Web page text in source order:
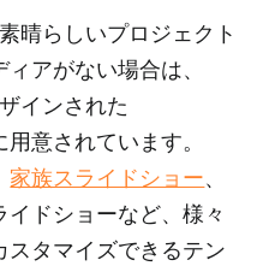
晴らしいプロジェクト
アがない場合は、
インされた
用意されています。
家族スライドショー、
イドショーなど、様々
スタマイズできるテン